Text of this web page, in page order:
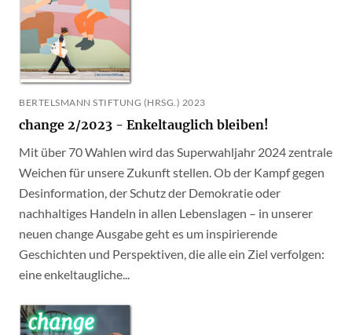
BERTELSMANN STIFTUNG (HRSG.) 2023
change 2/2023 - Enkeltauglich bleiben!
Mit über 70 Wahlen wird das Superwahljahr 2024 zentrale
Weichen für unsere Zukunft stellen. Ob der Kampf gegen
Desinformation, der Schutz der Demokratie oder
nachhaltiges Handeln in allen Lebenslagen – in unserer
neuen change Ausgabe geht es um inspirierende
Geschichten und Perspektiven, die alle ein Ziel verfolgen:
eine enkeltaugliche...